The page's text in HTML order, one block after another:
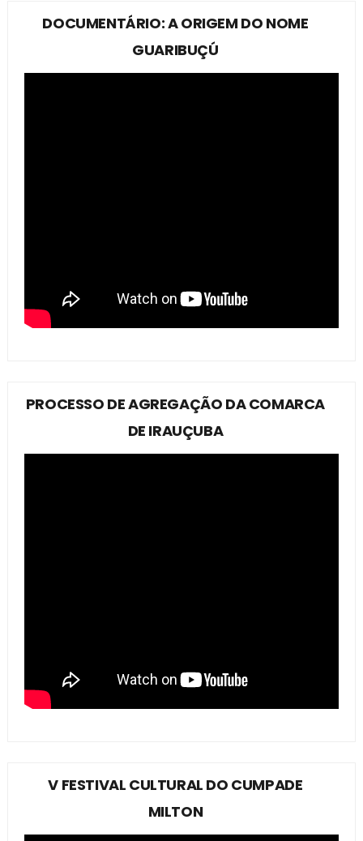
DOCUMENTÁRIO: A ORIGEM DO NOME
GUARIBUÇÚ
PROCESSO DE AGREGAÇÃO DA COMARCA
DE IRAUÇUBA
V FESTIVAL CULTURAL DO CUMPADE
MILTON